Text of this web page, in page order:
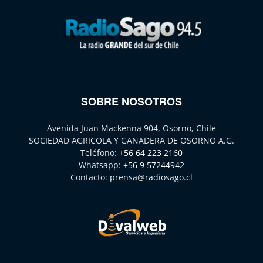
SOBRE NOSOTROS
Avenida Juan Mackenna 904, Osorno, Chile
SOCIEDAD AGRICOLA Y GANADERA DE OSORNO A.G.
Teléfono: +56 64 223 2160
Whatsapp: +56 9 57244942
Contacto: prensa@radiosago.cl